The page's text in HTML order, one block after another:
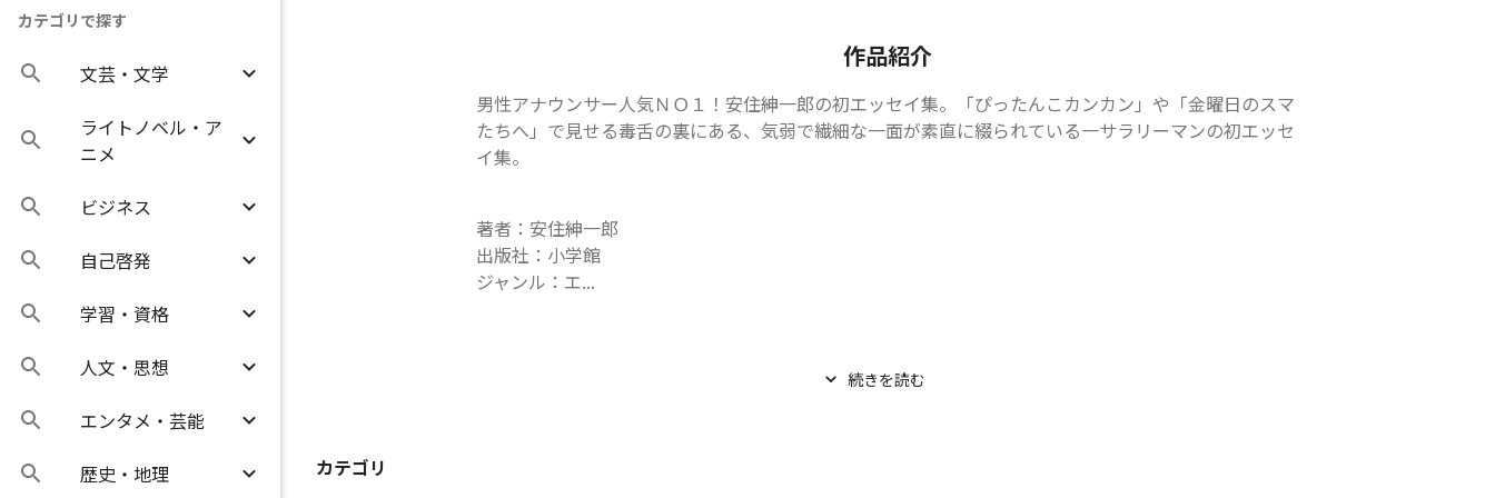
カテゴリで探す
文芸・文学
ライトノベル・ア
ニメ
ビジネス
自己啓発
学習・資格
人文・思想
エンタメ・芸能
歴史・地理
作品紹介
男性アナウンサー人気ＮＯ１！安住紳一郎の初エッセイ集。「ぴったんこカンカン」や「金曜日のスマ
たちへ」で見せる毒舌の裏にある、気弱で繊細な一面が素直に綴られている一サラリーマンの初エッセ
イ集。
著者：安住紳一郎
出版社：小学館
ジャンル：エ...
続きを読む
カテゴリ